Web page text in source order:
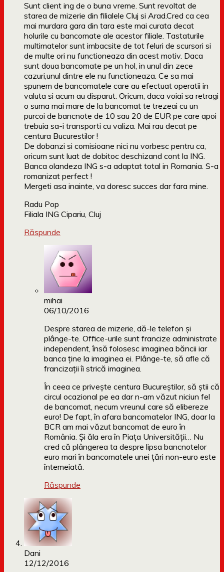
Sunt client ing de o buna vreme. Sunt revoltat de
starea de mizerie din filialele Cluj si Arad.Cred ca cea
mai murdara gara din tara este mai curata decat
holurile cu bancomate ale acestor filiale. Tastaturile
multimatelor sunt imbacsite de tot feluri de scursori si
de multe ori nu functioneaza din acest motiv. Daca
sunt doua bancomate pe un hol, in unul din zece
cazuri,unul dintre ele nu functioneaza. Ce sa mai
spunem de bancomatele care au efectuat operatii in
valuta si acum au disparut. Oricum, daca voiai sa retragi
o suma mai mare de la bancomat te trezeai cu un
purcoi de bancnote de 10 sau 20 de EUR pe care apoi
trebuia sa-i transporti cu valiza. Mai rau decat pe
centura Bucurestilor !
De dobanzi si comisioane nici nu vorbesc pentru ca,
oricum sunt luat de dobitoc deschizand cont la ING.
Banca olandeza ING s-a adaptat total in Romania. S-a
romanizat perfect !
Mergeti asa inainte, va doresc succes dar fara mine.
Radu Pop
Filiala ING Cipariu, Cluj
Răspunde
mihai
06/10/2016
Despre starea de mizerie, dă-le telefon și
plânge-te. Office-urile sunt francize administrate
independent, însă folosesc imaginea băncii iar
banca ține la imaginea ei. Plânge-te, să afle că
francizații îi strică imaginea.
În ceea ce privește centura Bucureștilor, să știi că
circul ocazional pe ea dar n-am văzut niciun fel
de bancomat, necum vreunul care să elibereze
euro! De fapt, în afara bancomatelor ING, doar la
BCR am mai văzut bancomat de euro în
România. Și ăla era în Piața Universității… Nu
cred că plângerea ta despre lipsa bancnotelor
euro mari în bancomatele unei țări non-euro este
întemeiată.
Răspunde
Dani
12/12/2016